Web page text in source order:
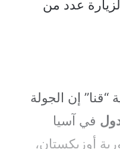
لزيارة عدد من
“قنا” إن الجولة
في آسيا
أوزبكستان،